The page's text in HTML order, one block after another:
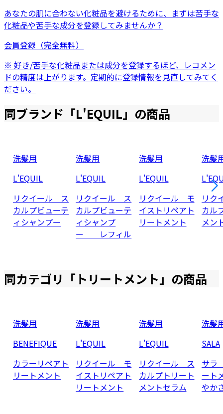
あなたの肌に合わない化粧品を避けるために、まずは苦手な
化粧品や苦手な成分を登録してみませんか？
会員登録（完全無料）
※ 好き/苦手な化粧品または成分を登録するほど、レコメン
ドの精度は上がります。定期的に登録情報を見直してみてく
ださい。
同ブランド「L'EQUIL」の商品
洗髪用
L'EQUIL
リクイール ス
カルプビューテ
ィシャンプー
洗髪用
L'EQUIL
リクイール ス
カルプビューテ
ィシャンプ
ー レフィル
洗髪用
L'EQUIL
リクイール モ
イストリペアト
リートメント
洗髪
リク
カル
メン
同カテゴリ「 トリートメント」の商品
洗髪用
BENEFIQUE
カラーリペアト
リートメント
洗髪用
L'EQUIL
リクイール モ
イストリペアト
リートメント
洗髪用
L'EQUIL
リクイール ス
カルプトリート
メントセラム
洗髪
SALA
サラ
ート
やか